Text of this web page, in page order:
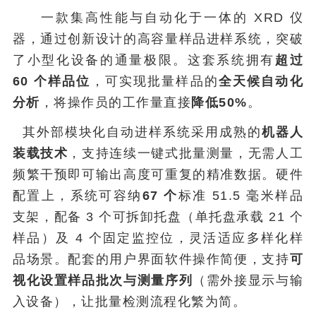
一款集高性能与自动化于一体的 XRD 仪
器，通过创新设计的高容量样品进样系统，突破
了小型化设备的通量极限。这套系统拥有 超过
60 个样品位 ，可实现批量样品的全天候自动化
分析 ，将操作员的工作量直接 降低50%。
其外部模块化自动进样系统采用成熟的机器人
装载技术 ，支持连续一键式批量测量，无需人工
频繁干预即可输出高度可重复的精准数据。硬件
配置上，系统可容纳 67 个标准 51.5 毫米样品
支架，配备 3 个可拆卸托盘（单托盘承载 21 个
样品）及 4 个固定监控位，灵活适应多样化样
品场景。配套的用户界面软件操作简便，支持可
视化设置样品批次与测量序列
（需外接显示与输
入设备），让批量检测流程化繁为简。